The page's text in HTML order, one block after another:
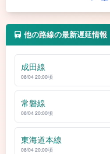
他の路線の最新遅延情報
成田線
08/04 20:00頃
常磐線
08/04 20:00頃
東海道本線
08/04 20:00頃